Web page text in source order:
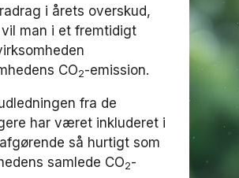
i årets overskud,
man i et fremtidigt
CO2-emission.
fra de
har været inkluderet i
så hurtigt som
samlede CO2-